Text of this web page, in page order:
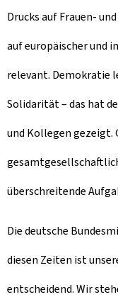
Drucks auf Frauen-
auf europäischer und
relevant. Demokratie
Solidarität – das hat
und Kollegen
überschreitende
Die deutsche
diesen Zeiten ist
entscheidend. Wir